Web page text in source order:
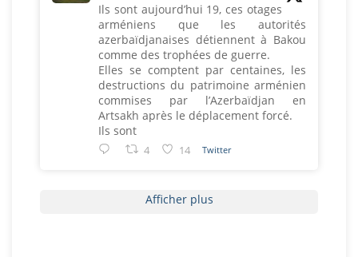
Ils sont aujourd’hui 19, ces otages
arméniens que les autorités
azerbaïdjanaises détiennent à Bakou
comme des trophées de guerre.
Elles se comptent par centaines, les
destructions du patrimoine arménien
commises par l’Azerbaïdjan en
Artsakh après le déplacement forcé.
Ils sont
4 14 Twitter
Afficher plus